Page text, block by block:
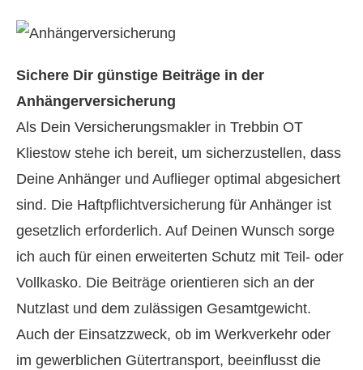
Sichere Dir günstige Beiträge in der
Anhängerversicherung
Als Dein Ver­sicherungs­makler in Trebbin OT
Kliestow stehe ich bereit, um sicherzustellen, dass
Deine Anhänger und Auflieger optimal abgesichert
sind. Die Haft­pflichtversicherung für Anhänger ist
gesetzlich erforderlich. Auf Deinen Wunsch sorge
ich auch für einen erweiterten Schutz mit Teil- oder
Vollkasko. Die Beiträge orientieren sich an der
Nutzlast und dem zulässigen Gesamtgewicht.
Auch der Einsatzzweck, ob im Werkverkehr oder
im gewerblichen Gütertransport, beeinflusst die